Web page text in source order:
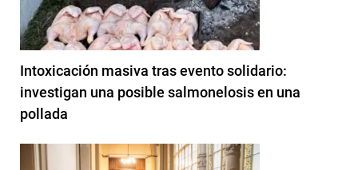
Intoxicación masiva tras evento solidario:
investigan una posible salmonelosis en una
pollada